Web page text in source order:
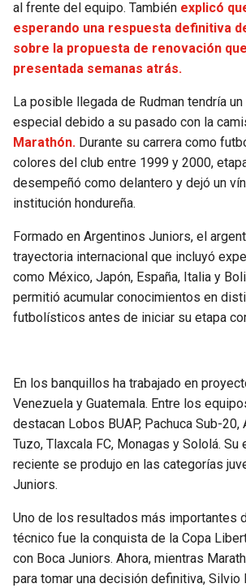
al frente del equipo. También explicó
esperando una respuesta definitiva
sobre la propuesta de renovación
presentada semanas atrás.
La posible llegada de Rudman tendría
especial debido a su pasado con la
Marathón. Durante su carrera como
colores del club entre 1999 y 2000,
desempeñó como delantero y dejó un
institución hondureña.
Formado en Argentinos Juniors, el
trayectoria internacional que incluyó
como México, Japón, España, Italia y
permitió acumular conocimientos en
futbolísticos antes de iniciar su etapa
En los banquillos ha trabajado en
Venezuela y Guatemala. Entre los
destacan Lobos BUAP, Pachuca Sub-
Tuzo, Tlaxcala FC, Monagas y Sololá. Su
reciente se produjo en las categorías
Juniors.
Uno de los resultados más importantes
técnico fue la conquista de la Copa
con Boca Juniors. Ahora, mientras
para tomar una decisión definitiva, Silvio